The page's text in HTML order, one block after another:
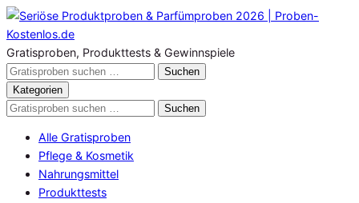
Zum
Inhalt
springen
Gratisproben, Produkttests & Gewinnspiele
Gratisproben
durchsuchen
Suchen
Kategorien
Gratisproben
Suchen
Alle Gratisproben
Pflege & Kosmetik
Nahrungsmittel
Produkttests